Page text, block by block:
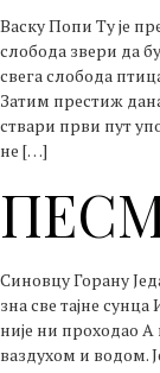
Васку Попи Ту је
слобода звери да
свега слобода
Затим престиж
ствари први пут
не […]
Синовцу Горану
зна све тајне
није ни проходао А
ваздухом и водом.